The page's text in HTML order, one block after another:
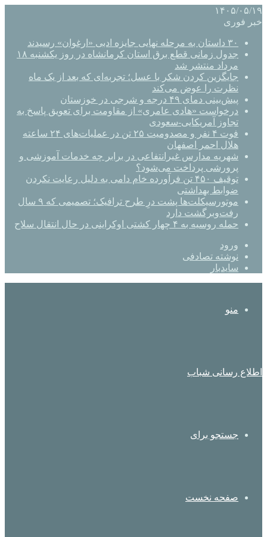
۱۴۰۵/۰۵/۱۹
خبر فوری
۳۰ داستان به مرحله نهایی جایزه ادبی «ارغوان» رسیدند
جدول زمانی قطع برق استان کرمانشاه در روز یکشنبه ۱۸
مرداد منتشر شد
جایگزین کردن شکر با عسل؛ تجربه‌ای که بعد از یک ماه
نظرت را عوض می‌کند
پیش‌بینی دمای ۴۹ درجه و شرجی در خوزستان
درخواست «هادی عامری» از مقاومت برای تعویق پاسخ به
تجاوز آمریکایی-سعودی
فوت ۴ نفر و مصدومیت ۲۵ تن در عملیات‌های ۲۴ ساعته
هلال احمر اصفهان
شهریه مدارس غیرانتفاعی در برابر چه خدمات آموزشی و
پرورشی پرداخت می‌شود؟
توقیف ۴۵۰ تن فرآورده خام دامی به دلیل رعایت نکردن
ضوابط بهداشتی
موتورسیکلت‌ها پشت درِ طرح ترافیک؛ تصمیمی که ۹ سال
رفت‌وبرگشت دارد
حمله روسیه به ۴ چهار کشتی اوکراینی در حال انتقال سلاح
ورود
نوشته تصادفی
سایدبار
منو
اطلاع رسانی شباب
جستجو برای
صفحه نخست